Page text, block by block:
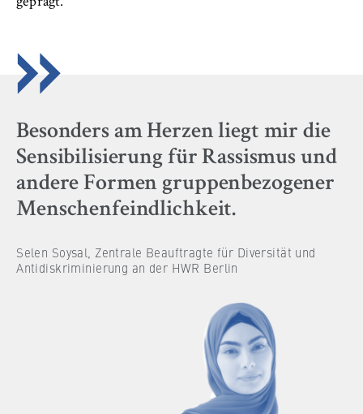
Besonders am Herzen liegt mir die
Sensibilisierung für Rassismus und
andere Formen gruppenbezogener
Menschenfeindlichkeit.
Selen Soysal, Zentrale Beauftragte für Diversität und
Antidiskriminierung an der HWR Berlin
VISITOR_INFO1_LIVE, YSC, yt-remote-
Google Ireland Limited
Erlaubt das Anzeigen und Abspielen von
eingebetteten YouTube-Videos, wobei Daten
an Google übertragen und Cookies gesetzt
werden.
Cookie Laufzeit: